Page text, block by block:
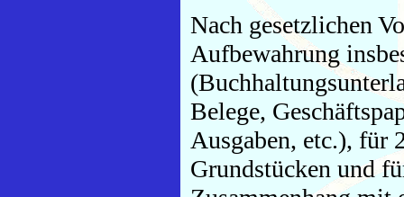
Nach gesetzlichen
Aufbewahrung
Belege,
Ausgaben, etc.), für
Grundstücken und